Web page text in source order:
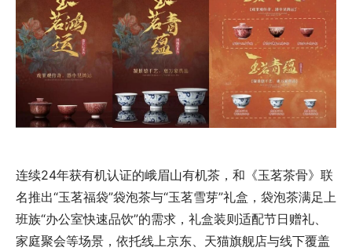
连续24年获有机认证的峨眉山有机茶，和《玉茗茶骨》联
名推出“玉茗福袋”袋泡茶与“玉茗雪芽”礼盒，袋泡茶满足上
班族“办公室快速品饮”的需求，礼盒装则适配节日赠礼、
家庭聚会等场景，依托线上京东、天猫旗舰店与线下覆盖